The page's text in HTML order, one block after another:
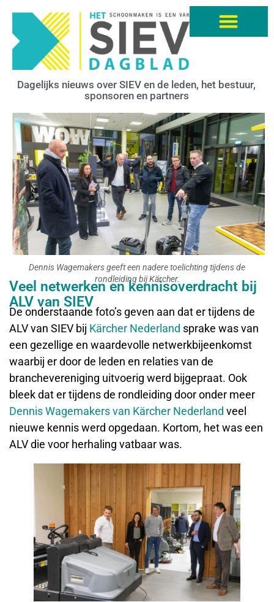
Dagelijks nieuws over SIEV en de leden, het bestuur,
sponsoren en partners
Dennis Wagemakers geeft een nadere toelichting tijdens de
rondleiding bij Kärcher.
Veel netwerken en kennisoverdracht bij
ALV van SIEV
De onderstaande foto’s geven aan dat er tijdens de
ALV van SIEV bij Kärcher Nederland sprake was van
een gezellige en waardevolle netwerkbijeenkomst
waarbij er door de leden en relaties van de
branchevereniging uitvoerig werd bijgepraat. Ook
bleek dat er tijdens de rondleiding door onder meer
Dennis Wagemakers van Kärcher Nederland veel
nieuwe kennis werd opgedaan. Kortom, het was een
ALV die voor herhaling vatbaar was.